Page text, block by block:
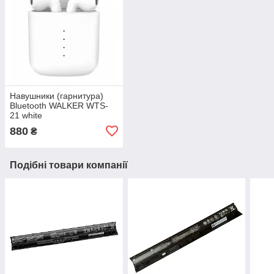
Навушники (гарнитура)
Bluetooth WALKER WTS-
21 white
880 ₴
Подібні товари компанії